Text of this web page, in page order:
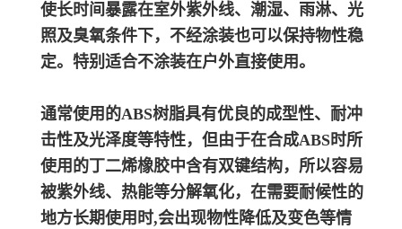
使长时间暴露在室外紫外线、潮湿、雨淋、光
照及臭氧条件下，不经涂装也可以保持物性稳
定。 特别适合不涂装在户外直接使用。
通常使用的ABS树脂具有优良的成型性、耐冲
击性及光泽度等特性，但由于在合成ABS时所
使用的丁二烯橡胶中含有双键结构，所以容易
被紫外线、热能等分解氧化，在需要耐候性的
地方长期使用时,会出现物性降低及变色等情